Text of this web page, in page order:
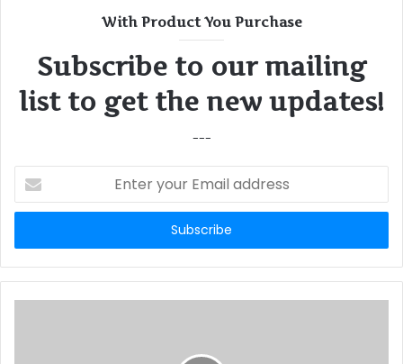
With Product You Purchase
Subscribe to our mailing
list to get the new updates!
---
Enter
your
Email